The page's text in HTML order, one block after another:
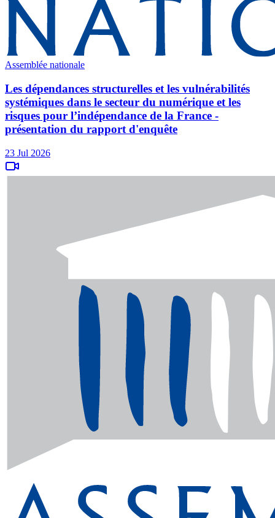
Assemblée nationale
Les dépendances structurelles et les vulnérabilités
systémiques dans le secteur du numérique et les
risques pour l’indépendance de la France -
présentation du rapport d'enquête
23 Jul 2026